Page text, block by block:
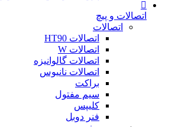
اتصالات و پیچ
اتصالات
اتصالات HT90
اتصالات W
اتصالات گالوانیزه
اتصالات نانیوس
براکت
سیم مفتول
کلیپس
فنر دوبل